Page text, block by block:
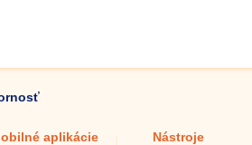
aplikácie Nástroje